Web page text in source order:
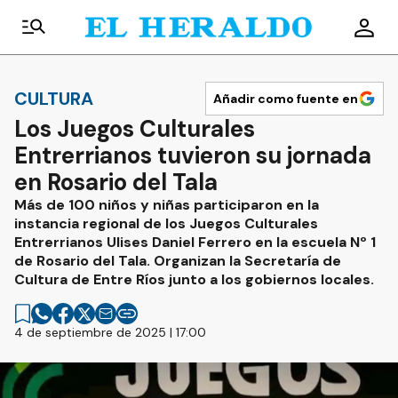
CULTURA Añadir como fuente en
Los Juegos Culturales
Entrerrianos tuvieron su jornada
en Rosario del Tala
Más de 100 niños y niñas participaron en la
instancia regional de los Juegos Culturales
Entrerrianos Ulises Daniel Ferrero en la escuela Nº 1
de Rosario del Tala. Organizan la Secretaría de
Cultura de Entre Ríos junto a los gobiernos locales.
4 de septiembre de 2025 | 17:00